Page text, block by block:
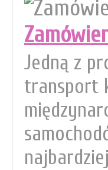
Jedną z
transport